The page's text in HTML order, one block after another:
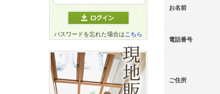
お名前
電話番号
ご住所
パスワードを忘れた場合はこちら